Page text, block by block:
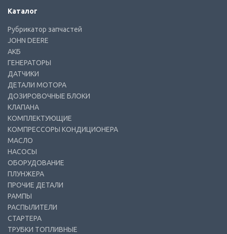
Каталог
Рубрикатор запчастей
JOHN DEERE
АКБ
ГЕНЕРАТОРЫ
ДАТЧИКИ
ДЕТАЛИ МОТОРА
ДОЗИРОВОЧНЫЕ БЛОКИ
КЛАПАНА
КОМПЛЕКТУЮЩИЕ
КОМПРЕССОРЫ КОНДИЦИОНЕРА
МАСЛО
НАСОСЫ
ОБОРУДОВАНИЕ
ПЛУНЖЕРА
ПРОЧИЕ ДЕТАЛИ
РАМПЫ
РАСПЫЛИТЕЛИ
СТАРТЕРА
ТРУБКИ ТОПЛИВНЫЕ